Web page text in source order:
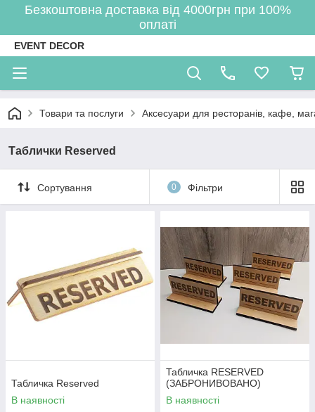
Безкоштовна доставка від 4000грн при 100%
оплаті
EVENT DECOR
Товари та послуги Аксесуари для ресторанів, кафе,
Таблички Reserved
Сортування 0 Фільтри
Табличка Reserved
В наявності
Табличка RESERVED
(ЗАБРОНИВОВАНО)
В наявності